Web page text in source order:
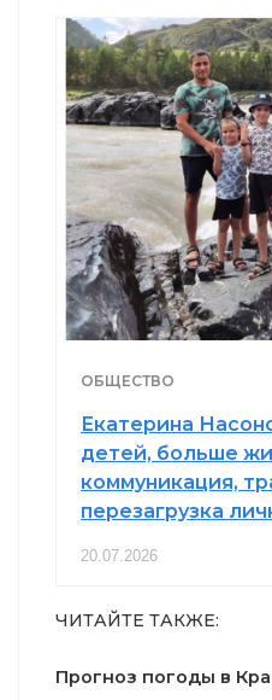
ОБЩЕСТВО
Екатерина
детей, больше
коммуникация,
перезагрузка
20.07.2026
ЧИТАЙТЕ ТАКЖЕ:
Прогноз погоды в